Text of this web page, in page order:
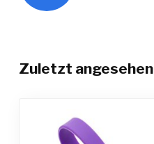
Zuletzt angesehen